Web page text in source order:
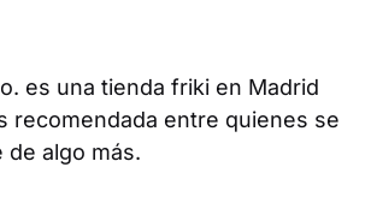
es una tienda friki en Madrid
recomendada entre quienes se
de algo más.